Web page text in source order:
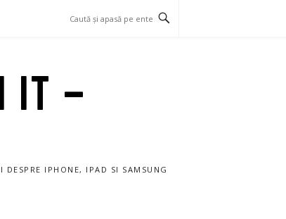
IT –
IPHONE, IPAD SI SAMSUNG